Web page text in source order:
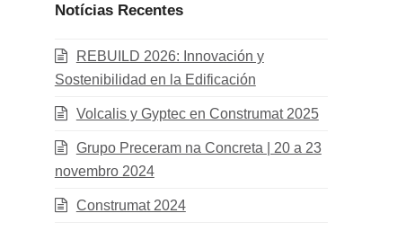
Notícias Recentes
REBUILD 2026: Innovación y
Sostenibilidad en la Edificación
Volcalis y Gyptec en Construmat 2025
Grupo Preceram na Concreta | 20 a 23
novembro 2024
Construmat 2024